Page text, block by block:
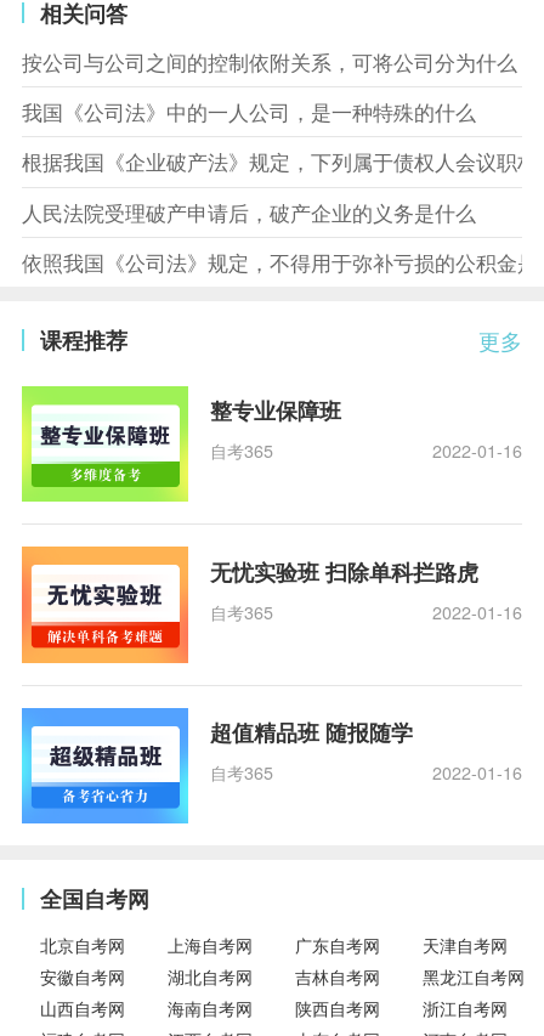
相关问答
按公司与公司之间的控制依附关系，可将公司分为什么
我国《公司法》中的一人公司，是一种特殊的什么
根据我国《企业破产法》规定，下列属于债权人会议职
人民法院受理破产申请后，破产企业的义务是什么
依照我国《公司法》规定，不得用于弥补亏损的公积金是
更多
课程推荐
整专业保障班
自考365 2022-01-16
无忧实验班 扫除单科拦路虎
自考365 2022-01-16
超值精品班 随报随学
自考365 2022-01-16
全国自考网
北京自考网 上海自考网 广东自考网
天津自考网
安徽自考网
湖北自考网 吉林自考网
黑龙江自考网
山西自考网
海南自考网 陕西自考网
浙江自考网